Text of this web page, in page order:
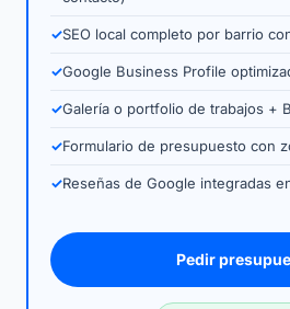
✓SEO local completo por barrio
✓Google Business Profile
✓Galería o portfolio de trabajos +
✓Formulario de presupuesto con
✓Reseñas de Google integradas
Pedir